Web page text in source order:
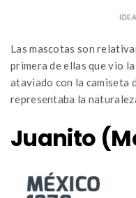
Las mascotas son
primera de ellas que vio
ataviado con la camiseta
representaba la
Juanito